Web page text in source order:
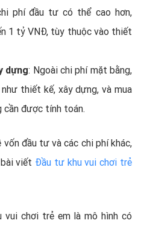
phí đầu tư có thể cao hơn,
1 tỷ VNĐ, tùy thuộc vào thiết
dựng: Ngoài chi phí mặt bằng,
thiết kế, xây dựng, và mua
cần được tính toán.
đầu tư và các chi phí khác,
viết Đầu tư khu vui chơi trẻ
vui chơi trẻ em là mô hình có